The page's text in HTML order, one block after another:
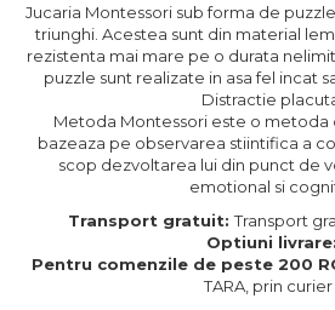
Genti si portofele barbati din
piele naturala
Cadouri de Paste
Produse personalizate pentru
nunti si botezuri
Cadouri personalizate pentru
cei dragi
Cadouri pentru profesori
Jucaria Montessori sub forma de
triunghi. Acestea sunt din material
rezistenta mai mare pe o durata
puzzle sunt realizate in asa fel incat
Distractie
Metoda Montessori este o metoda
bazeaza pe observarea stiintifica a
scop dezvoltarea lui din punct de
emotional si
Transport gratuit:Transport
Optiuni livrare:
Pentru comenzile de peste 200
TARA, prin curier